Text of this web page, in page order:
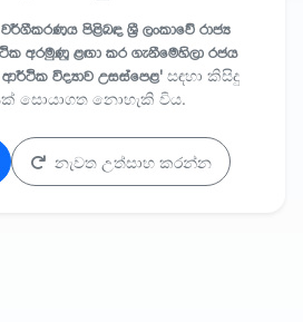
පිළිබඳ ශ්‍රී ලංකාවේ රාජ්‍ය
අරමුණු ළඟා කර ගැනීමෙහිලා රජය
විද්‍යාව උසස්පෙළ'සඳහා කිසිදු
සොයාගත නොහැකි විය.
නැවත උත්සාහ කරන්න